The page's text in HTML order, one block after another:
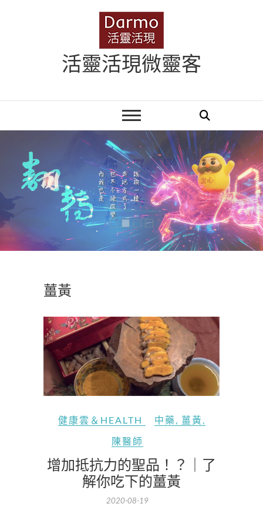
活靈活現微靈客
薑黃
健康雲＆HEALTH 中藥, 薑黃,
陳醫師
增加抵抗力的聖品！？｜了
解你吃下的薑黃
2020-08-19